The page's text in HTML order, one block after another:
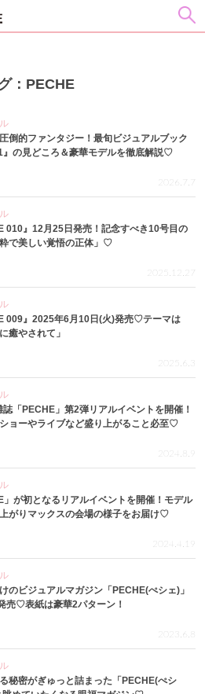
：PECHE
圧倒的ファンタジー！最旬ビジュアルブック
』の見どころ＆豪華モデルを徹底解説♡
2026.7.7
010』12月25日発売！記念すべき10号目の
で美しい覚悟の正体」♡
2025.12.27
009』2025年6月10日(火)発売♡テーマは
癒やされて」
2025.6.3
「PECHE」第2弾リアルイベントを開催！
ョーやライブなど盛り上がること必至♡
2024.8.9
」が初となるリアルイベントを開催！モデル
がりマックスの会場の様子をお届け♡
2024.4.19
のビジュアルマガジン「PECHE(ぺシェ)」
売♡表紙は豪華2パターン！
2023.6.8
秘密がぎゅっと詰まった「PECHE(ぺシ